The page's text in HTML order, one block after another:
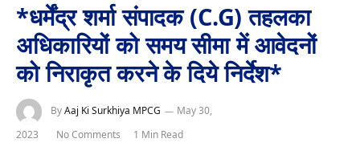
*धर्मेंद्र शर्मा संपादक (C.G) तहलका
अधिकारियों को समय सीमा में आवेदनों
को निराकृत करने के दिये निर्देश*
ByAaj Ki Surkhiya MPCG
May 30,
2023
No Comments 1 Min Read